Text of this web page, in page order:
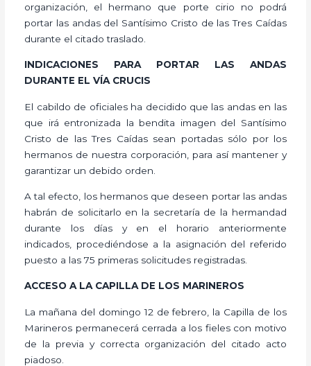
organización, el hermano que porte cirio no podrá
portar las andas del Santísimo Cristo de las Tres Caídas
durante el citado traslado.
INDICACIONES PARA PORTAR LAS ANDAS
DURANTE EL VÍA CRUCIS
El cabildo de oficiales ha decidido que las andas en las
que irá entronizada la bendita imagen del Santísimo
Cristo de las Tres Caídas sean portadas sólo por los
hermanos de nuestra corporación, para así mantener y
garantizar un debido orden.
A tal efecto, los hermanos que deseen portar las andas
habrán de solicitarlo en la secretaría de la hermandad
durante los días y en el horario anteriormente
indicados, procediéndose a la asignación del referido
puesto a las 75 primeras solicitudes registradas.
ACCESO A LA CAPILLA DE LOS MARINEROS
La mañana del domingo 12 de febrero, la Capilla de los
Marineros permanecerá cerrada a los fieles con motivo
de la previa y correcta organización del citado acto
piadoso.